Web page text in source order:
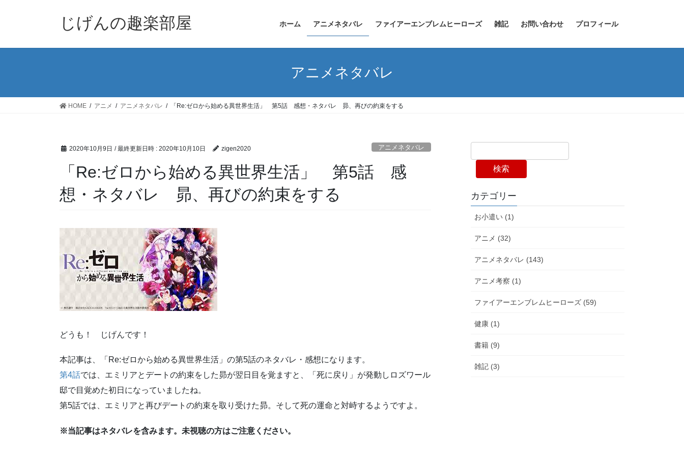
じげんの趣楽部屋 ホーム アニメネタバレ ファイアーエンブレムヒーローズ 雑記 お問い合わせ プロフィール
アニメネタバレ
HOME アニメ アニメネタバレ 「Re:ゼロから始める異世界生活」 第5話 感想・ネタバレ 昴、再びの約束をする
2020年10月9日 / 最終更新日時 : 2020年10月10日 zigen2020 アニメネタバレ
「Re:ゼロから始める異世界生活」 第5話 感
想・ネタバレ 昴、再びの約束をする
どうも！ じげんです！
本記事は、「Re:ゼロから始める異世界生活」の第5話のネタバレ・感想になります。
第4話では、エミリアとデートの約束をした昴が翌日目を覚ますと、「死に戻り」が発動しロズワール
邸で目覚めた初日になっていましたね。
第5話では、エミリアと再びデートの約束を取り受けた昴。そして死の運命と対峙するようですよ。
※当記事はネタバレを含みます。未視聴の方はご注意ください。
検索
カテゴリー
お小遣い (1)
アニメ (32)
アニメネタバレ (143)
アニメ考察 (1)
ファイアーエンブレムヒーローズ (59)
健康 (1)
書籍 (9)
雑記 (3)